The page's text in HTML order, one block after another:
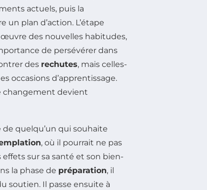
actuels, puis la
un plan d’action. L’étape
des nouvelles habitudes,
de persévérer dans
des rechutes, mais celles-
occasions d’apprentissage.
changement devient
de quelqu’un qui souhaite
, où il pourrait ne pas
effets sur sa santé et son bien-
la phase de préparation, il
soutien. Il passe ensuite à